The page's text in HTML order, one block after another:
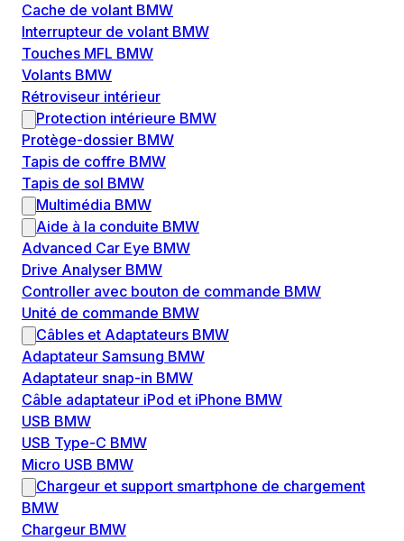
Cache de volant BMW
Interrupteur de volant BMW
Touches MFL BMW
Volants BMW
Rétroviseur intérieur
Protection intérieure BMW
Protège-dossier BMW
Tapis de coffre BMW
Tapis de sol BMW
Multimédia BMW
Aide à la conduite BMW
Advanced Car Eye BMW
Drive Analyser BMW
Controller avec bouton de commande BMW
Unité de commande BMW
Câbles et Adaptateurs BMW
Adaptateur Samsung BMW
Adaptateur snap-in BMW
Câble adaptateur iPod et iPhone BMW
USB BMW
USB Type-C BMW
Micro USB BMW
Chargeur et support smartphone de chargement
BMW
Chargeur BMW